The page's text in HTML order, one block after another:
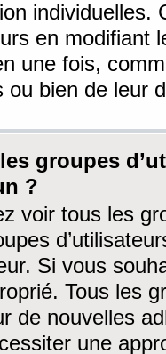
individuelles.
en modifiant
une fois,
ou bien de leur
groupes
?
voir tous les
Si vous
Tous les
de nouvelles
une